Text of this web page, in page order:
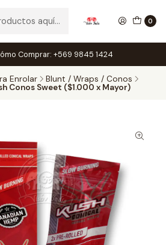
0
Comprar: +569 9845 1424
Enrolar
Blunt / Wraps / Conos
Conos Sweet ($1.000 x Mayor)